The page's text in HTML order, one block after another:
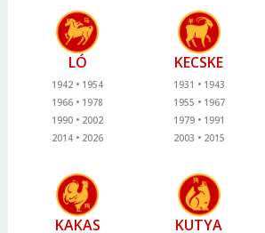
LÓ
1942
1954
1966
1978
1990
2002
2014
2026
KECSKE
1931
1943
1955
1967
1979
1991
2003
2015
KAKAS KUTYA